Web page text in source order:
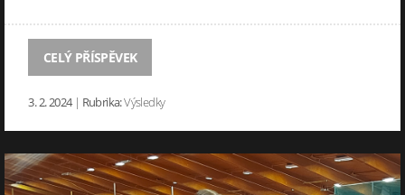
CELÝ PŘÍSPĚVEK
3. 2. 2024 | Rubrika:Výsledky